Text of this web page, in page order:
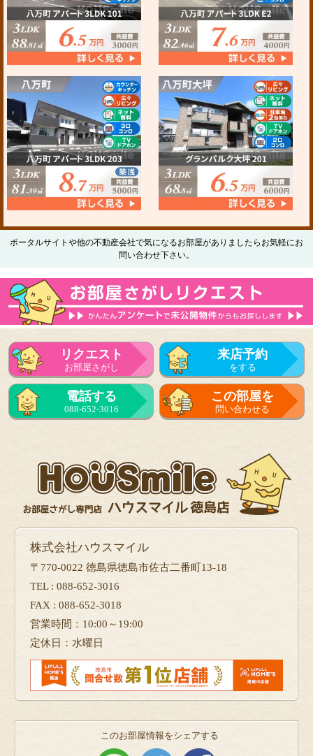
ポータルサイトや他の不動産会社で気になるお部屋がありましたらお気軽にお
問い合わせ下さい。
リクエスト
お部屋さがし
来店予約
をする
電話する
088-652-3016
この部屋を
問い合わせる
株式会社ハウスマイル
〒770-0022 徳島県徳島市佐古二番町13-18
TEL : 088-652-3016
FAX : 088-652-3018
営業時間：10:00～19:00
定休日：水曜日
このお部屋情報をシェアする